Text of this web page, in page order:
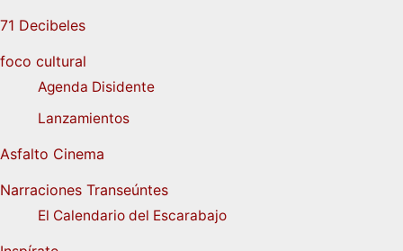
71 Decibeles
foco cultural
Agenda Disidente
Lanzamientos
Asfalto Cinema
Narraciones Transeúntes
El Calendario del Escarabajo